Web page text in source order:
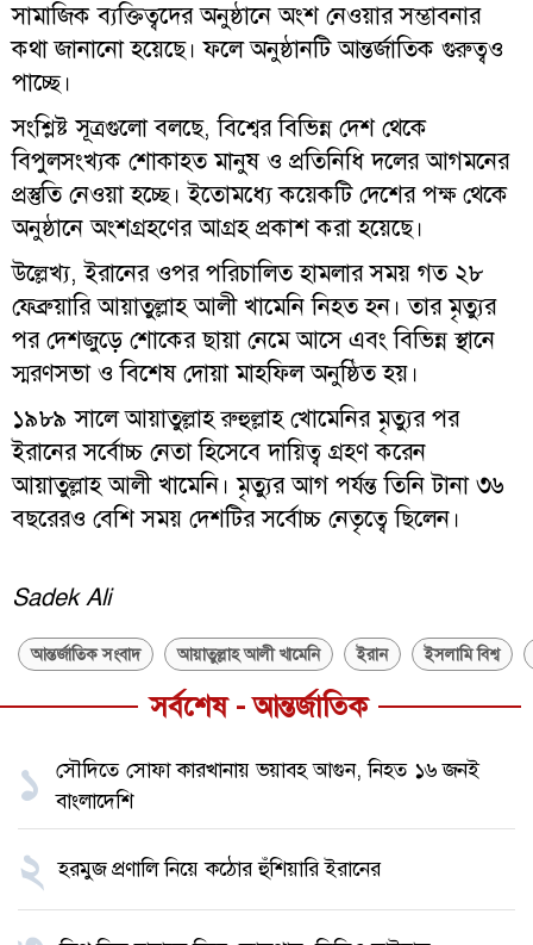
সামাজিক ব্যক্তিত্বদের অনুষ্ঠানে অংশ নেওয়ার সম্ভাবনার
কথা জানানো হয়েছে। ফলে অনুষ্ঠানটি আন্তর্জাতিক গুরুত্বও
পাচ্ছে।
সংশ্লিষ্ট সূত্রগুলো বলছে, বিশ্বের বিভিন্ন দেশ থেকে
বিপুলসংখ্যক শোকাহত মানুষ ও প্রতিনিধি দলের আগমনের
প্রস্তুতি নেওয়া হচ্ছে। ইতোমধ্যে কয়েকটি দেশের পক্ষ থেকে
অনুষ্ঠানে অংশগ্রহণের আগ্রহ প্রকাশ করা হয়েছে।
উল্লেখ্য, ইরানের ওপর পরিচালিত হামলার সময় গত ২৮
ফেব্রুয়ারি আয়াতুল্লাহ আলী খামেনি নিহত হন। তার মৃত্যুর
পর দেশজুড়ে শোকের ছায়া নেমে আসে এবং বিভিন্ন স্থানে
স্মরণসভা ও বিশেষ দোয়া মাহফিল অনুষ্ঠিত হয়।
১৯৮৯ সালে আয়াতুল্লাহ রুহুল্লাহ খোমেনির মৃত্যুর পর
ইরানের সর্বোচ্চ নেতা হিসেবে দায়িত্ব গ্রহণ করেন
আয়াতুল্লাহ আলী খামেনি। মৃত্যুর আগ পর্যন্ত তিনি টানা ৩৬
বছরেরও বেশি সময় দেশটির সর্বোচ্চ নেতৃত্বে ছিলেন।
Sadek Ali
আন্তর্জাতিক সংবাদ আয়াতুল্লাহ আলী খামেনি ইরান ইসলামি বিশ্ব
সর্বশেষ - আন্তর্জাতিক
১
সৌদিতে সোফা কারখানায় ভয়াবহ আগুন, নিহত ১৬ জনই
বাংলাদেশি
২ হরমুজ প্রণালি নিয়ে কঠোর হুঁশিয়ারি ইরানের